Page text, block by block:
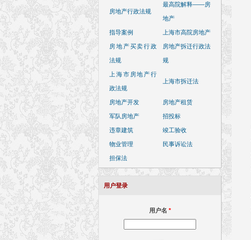
房地产行政法规
最高院解释——房
地产
指导案例
上海市高院房地产
房地产买卖行政
法规
房地产拆迁行政法
规
上海市房地产行
政法规
上海市拆迁法
房地产开发
房地产租赁
军队房地产
招投标
违章建筑
竣工验收
物业管理
民事诉讼法
担保法
用户登录
用户名 *